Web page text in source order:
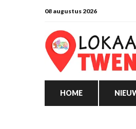
08 augustus 2026
HOME